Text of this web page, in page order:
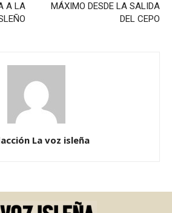
A LA
MÁXIMO DESDE LA SALIDA
DEL CEPO
La voz isleña